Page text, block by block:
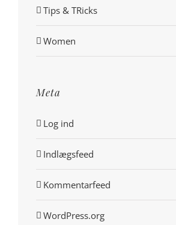
Tips & TRicks
Women
Meta
Log ind
Indlægsfeed
Kommentarfeed
WordPress.org